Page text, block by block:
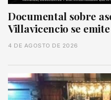
Documental sobre
Villavicencio se
4 DE AGOSTO DE 2026